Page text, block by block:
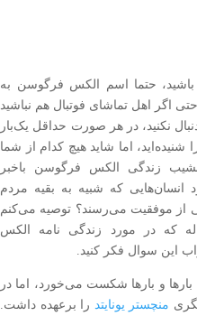
باشید، حتما اسم الکس فرگوسن به
اگر اهل تماشای فوتبال هم نباشید
نکنید، در هر صورت حداقل یک‌بار
اما شاید هیچ کدام از شما
زندگی الکس فرگوسن باخبر
انسان‌هایی که شبیه به بقیه مردم
از موفقیت می‌رسند؟ توصیه می‌کنم
که در مورد زندگی نامه الکس
این سوال فکر کنید.
و بارها شکست می‌خورد، اما در
منچستر یونایتد را برعهده داشت.